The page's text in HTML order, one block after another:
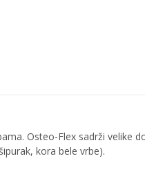
Osteo-Flex sadrži velike
kora bele vrbe).